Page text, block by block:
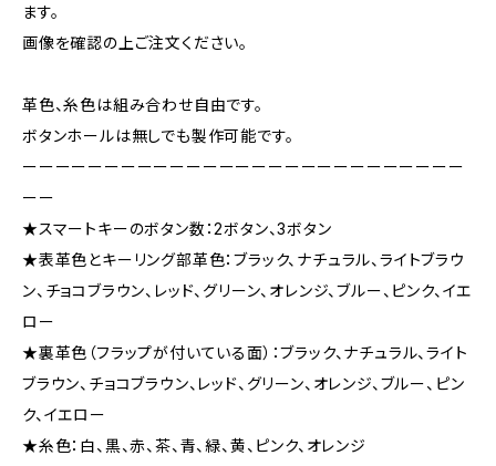
ます。
画像を確認の上ご注文ください。
革色、糸色は組み合わせ自由です。
ボタンホールは無しでも製作可能です。
ーーーーーーーーーーーーーーーーーーーーーーーーーーー
ーー
★スマートキーのボタン数：2ボタン、3ボタン
★表革色とキーリング部革色：ブラック、ナチュラル、ライトブラウ
ン、チョコブラウン、レッド、グリーン、オレンジ、ブルー、ピンク、イエ
ロー
★裏革色（フラップが付いている面）：ブラック、ナチュラル、ライト
ブラウン、チョコブラウン、レッド、グリーン、オレンジ、ブルー、ピン
ク、イエロー
★糸色：白、黒、赤、茶、青、緑、黄、ピンク、オレンジ